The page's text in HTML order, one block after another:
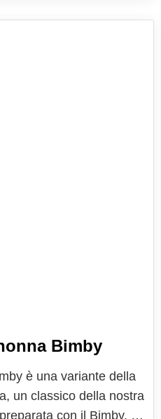
Bimby
è una variante della
un classico della nostra
con il Bimby. E'